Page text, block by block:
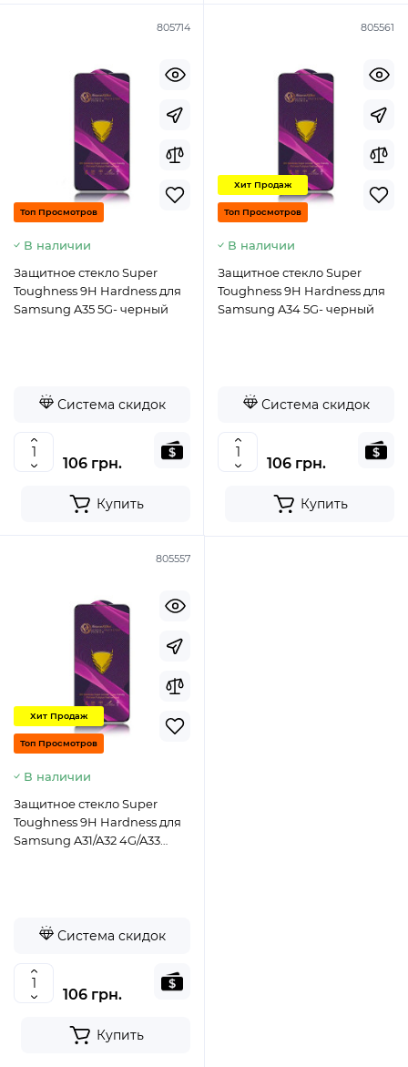
805714
Топ Просмотров
В наличии
Защитное стекло Super
Toughness 9H Hardness для
Samsung A35 5G- черный
Система скидок
106 грн.
Купить
805561
Хит Продаж
Топ Просмотров
В наличии
Защитное стекло Super
Toughness 9H Hardness для
Samsung A34 5G- черный
Система скидок
106 грн.
Купить
805557
Хит Продаж
Топ Просмотров
В наличии
Защитное стекло Super
Toughness 9H Hardness для
Samsung A31/A32 4G/A33
Система скидок
106 грн.
Купить